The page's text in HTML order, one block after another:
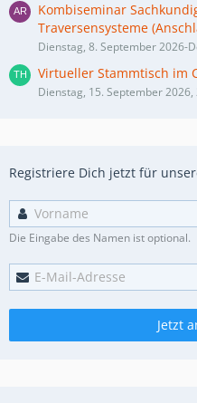
Kombiseminar
Traversensysteme
Dienstag, 8. September 2026-
Virtueller Stammtisch im
Dienstag, 15. September 2026,
Registriere Dich jetzt für
Die Eingabe des Namen ist optional.
Jetzt